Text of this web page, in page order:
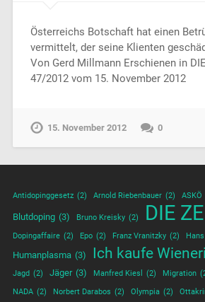
Österreichs Botschaft hat einen
vermittelt, der seine Klienten
Von Gerd Millmann Erschienen in
47/2012 vom 15. November 2012
15. November 2012 0
Antidopinggesetz (2) Arnold Riebenbauer (2) ASKÖ
Blutdoping (3) Bruno Kreisky (2) DIE
Dopingaffaire (2) Epo (2) Franz Vranitzky (2)
Humanplasma (3) Ich kaufe
Jagd (2) Jäger (3) Manfred Kiesl (2) Migration
NADA (2) Norbert Darabos (2) Olympia (2)